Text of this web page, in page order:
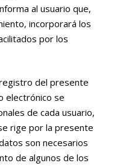
al usuario que,
incorporará los
por los
del presente
electrónico se
de cada usuario,
rige por la presente
son necesarios
de algunos de los